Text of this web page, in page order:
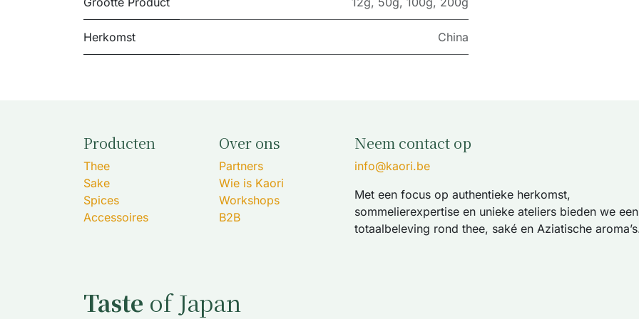
Herkomst China
Producten
Thee
Sake
Spices
Accessoires
Over ons
Partners
Wie is Kaori
Workshops
B2B
Neem contact op
info@kaori.be
Met een focus op authentieke herkomst,
sommelierexpertise en unieke ateliers bieden we een
totaalbeleving rond thee, saké en Aziatische
Taste of Japan